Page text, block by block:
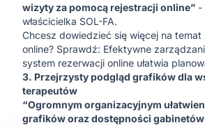
wizyty za pomocą rejestracji online” -
właścicielka SOL-FA.
Chcesz dowiedzieć się więcej na
online? Sprawdź: Efektywne
system rezerwacji online ułatwia
3. Przejrzysty podgląd grafików dla
terapeutów
“Ogromnym organizacyjnym
grafików oraz dostępności